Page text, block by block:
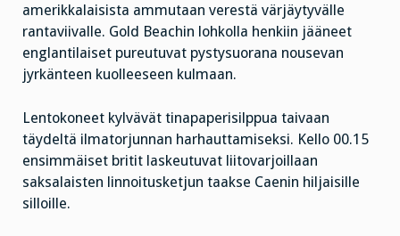
amerikkalaisista ammutaan verestä värjäytyvälle
rantaviivalle. Gold Beachin lohkolla henkiin jääneet
englantilaiset pureutuvat pystysuorana nousevan
jyrkänteen kuolleeseen kulmaan.
Lentokoneet kylvävät tinapaperisilppua taivaan
täydeltä ilmatorjunnan harhauttamiseksi. Kello 00.15
ensimmäiset britit laskeutuvat liitovarjoillaan
saksalaisten linnoitusketjun taakse Caenin hiljaisille
silloille.